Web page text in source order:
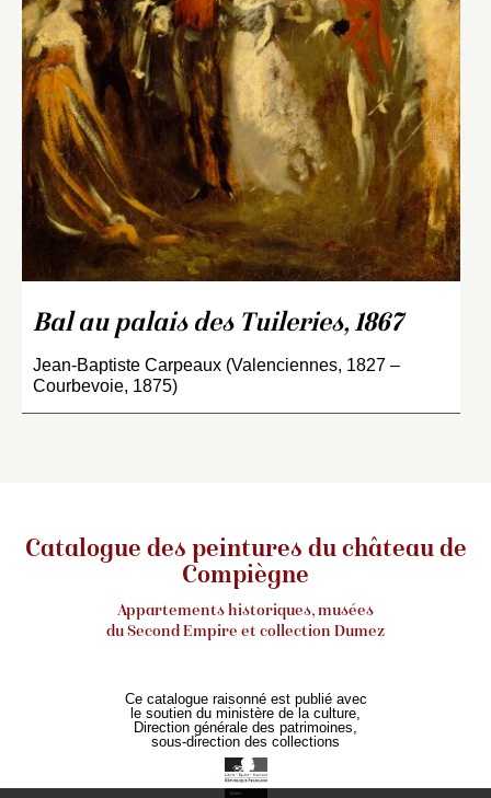
Bal au palais des Tuileries, 1867
Jean-Baptiste Carpeaux (Valenciennes, 1827 –
Courbevoie, 1875)
Catalogue des peintures du château de
Compiègne
Appartements historiques, musées
du Second Empire et collection Dumez
Ce catalogue raisonné est publié avec
le soutien du ministère de la culture,
Direction générale des patrimoines,
sous-direction des collections